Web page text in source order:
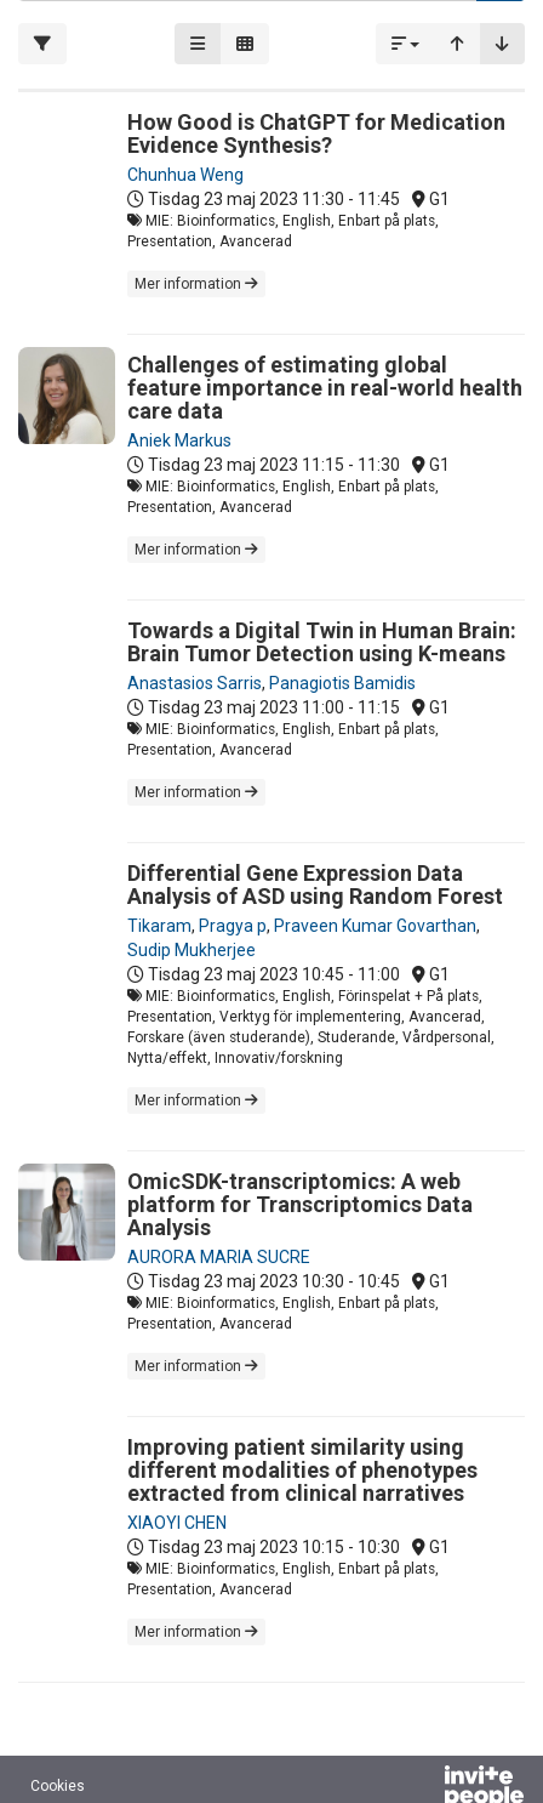
How Good is ChatGPT for Medication
Evidence Synthesis?
Chunhua Weng
Tisdag 23 maj 2023 11:30 - 11:45 G1
MIE: Bioinformatics, English, Enbart på plats,
Presentation, Avancerad
Mer information
Challenges of estimating global
feature importance in real-world health
care data
Aniek Markus
Tisdag 23 maj 2023 11:15 - 11:30 G1
MIE: Bioinformatics, English, Enbart på plats,
Presentation, Avancerad
Mer information
Towards a Digital Twin in Human Brain:
Brain Tumor Detection using K-means
Anastasios Sarris, Panagiotis Bamidis
Tisdag 23 maj 2023 11:00 - 11:15 G1
MIE: Bioinformatics, English, Enbart på plats,
Presentation, Avancerad
Mer information
Differential Gene Expression Data
Analysis of ASD using Random Forest
Tikaram, Pragya p, Praveen Kumar Govarthan,
Sudip Mukherjee
Tisdag 23 maj 2023 10:45 - 11:00 G1
MIE: Bioinformatics, English, Förinspelat + På plats,
Presentation, Verktyg för implementering, Avancerad,
Forskare (även studerande), Studerande, Vårdpersonal,
Nytta/effekt, Innovativ/forskning
Mer information
OmicSDK-transcriptomics: A web
platform for Transcriptomics Data
Analysis
AURORA MARIA SUCRE
Tisdag 23 maj 2023 10:30 - 10:45 G1
MIE: Bioinformatics, English, Enbart på plats,
Presentation, Avancerad
Mer information
Improving patient similarity using
different modalities of phenotypes
extracted from clinical narratives
XIAOYI CHEN
Tisdag 23 maj 2023 10:15 - 10:30 G1
MIE: Bioinformatics, English, Enbart på plats,
Presentation, Avancerad
Mer information
Cookies